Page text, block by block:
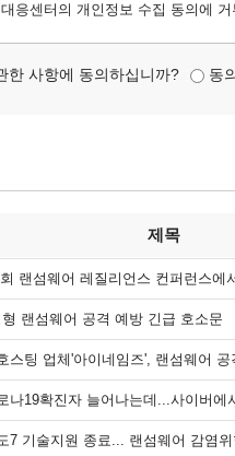
응센터의 개인정보 수집 동의에
한 사항에 동의하십니까? 동
제목
랜섬웨어 레질리언스 컨퍼런스에
랜섬웨어 공격 예방 긴급 호소문
스팅 업체'아이네임즈', 랜섬웨어
나19확진자 늘어나는데...사이버에
7 기술지원 종료... 랜섬웨어 감염